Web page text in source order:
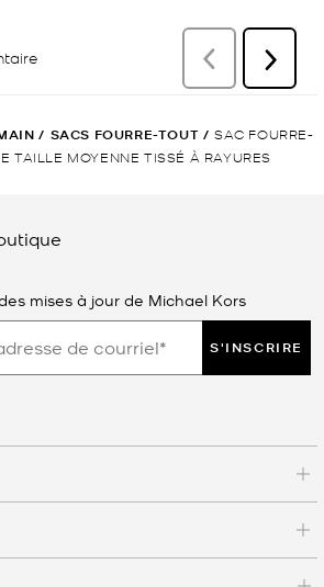
/ SACS FOURRE-TOUT / SAC FOURRE-
TAILLE MOYENNE TISSÉ À RAYURES
mises à jour de Michael Kors
S'INSCRIRE